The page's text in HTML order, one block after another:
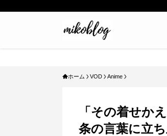
ホーム VOD Anime
「その着せか
条の言葉に立